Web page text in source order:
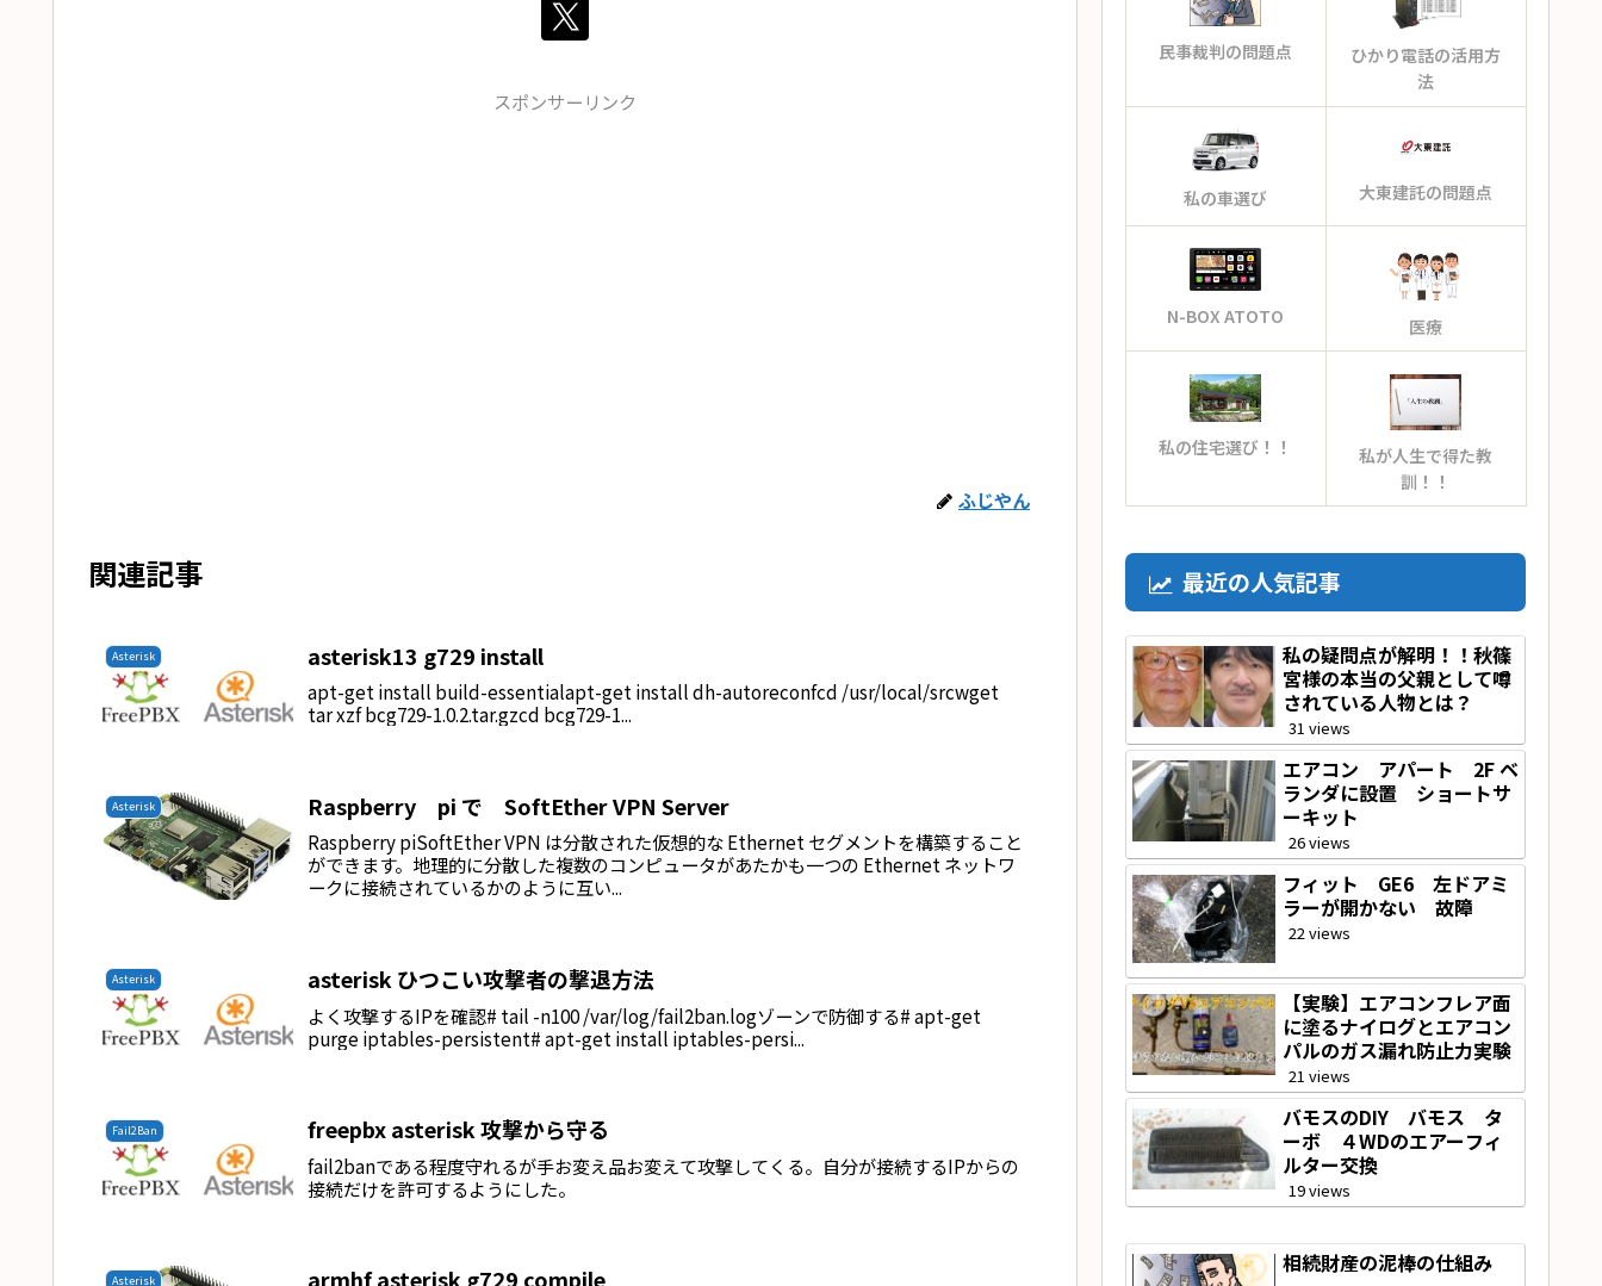
スポンサーリンク
ふじやん
関連記事
Asterisk asterisk13 g729 install
apt-get install build-essentialapt-get install dh-autoreconfcd /usr/local/srcwget
tar xzf bcg729-1.0.2.tar.gzcd bcg729-1...
Asterisk Raspberry pi で SoftEther VPN Server
Raspberry piSoftEther VPN は分散された仮想的な Ethernet セグメントを構築すること
ができます。地理的に分散した複数のコンピュータがあたかも一つの Ethernet ネットワ
ークに接続されているかのように互い...
Asterisk asterisk ひつこい攻撃者の撃退方法
よく攻撃するIPを確認# tail -n100 /var/log/fail2ban.logゾーンで防御する# apt-get
purge iptables-persistent# apt-get install iptables-persi...
Fail2Ban freepbx asterisk 攻撃から守る
fail2banである程度守れるが手お変え品お変えて攻撃してくる。自分が接続するIPからの
接続だけを許可するようにした。
Asterisk armhf asterisk g729 compile
民事裁判の問題点
ひかり電話の活用方
法
私の車選び 大東建託の問題点
N-BOX ATOTO 医療
私の住宅選び！！
私が人生で得た教
訓！！
最近の人気記事
私の疑問点が解明！！秋篠
宮様の本当の父親として噂
されている人物とは？
31 views
エアコン アパート 2F ベ
ランダに設置 ショートサ
ーキット
26 views
フィット GE6 左ドアミ
ラーが開かない 故障
22 views
【実験】エアコンフレア面
に塗るナイログとエアコン
パルのガス漏れ防止力実験
21 views
バモスのDIY バモス タ
ーボ ４WDのエアーフィ
ルター交換
19 views
相続財産の泥棒の仕組み